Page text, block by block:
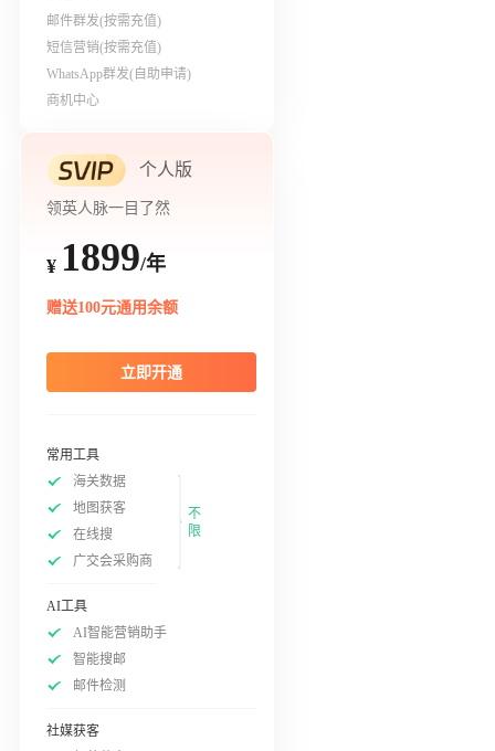
邮件群发(按需充值)
短信营销(按需充值)
WhatsApp群发(自助申请)
商机中心
个人版
领英人脉一目了然
¥ 1899/年
赠送100元通用余额
立即开通
常用工具
海关数据
地图获客
在线搜
广交会采购商
不
限
AI工具
AI智能营销助手
智能搜邮
邮件检测
社媒获客